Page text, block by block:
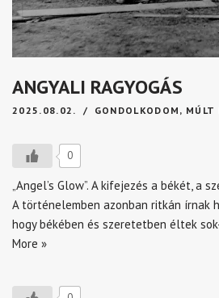
ANGYALI RAGYOGÁS
2025.08.02. GONDOLKODOM , MÚLT
0
„Angel’s Glow”. A kifejezés a békét, a
A történelemben azonban ritkán írnak
hogy békében és szeretetben éltek
More »